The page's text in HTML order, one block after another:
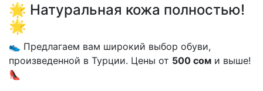
🌟 Натуральная кожа полностью!
🌟
👟 Предлагаем вам широкий выбор обуви,
произведенной в Турции. Цены от 500 сом и выше!
👠